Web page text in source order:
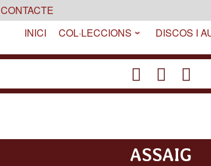
CONTACTE
INICI
COL·LECCIONS DISCOS I
fa-fab fa-fas
bulk
fa-
ASSAIG